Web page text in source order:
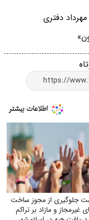
مهرداد دفتری
جلوگیری از مجوز ساخت
غیرمجاز و مازاد بر تراکم